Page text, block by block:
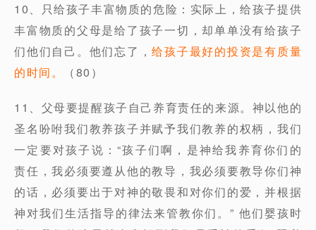
10、只给孩子丰富物质的危险：实际上，给孩子提供
丰富物质的父母是给了孩子一切，却单单没有给孩子
们他们自己。他们忘了，给孩子最好的投资是有质量
的时间。
（80）
11、父母要提醒孩子自己养育责任的来源。神以他的
圣名吩咐我们教养孩子并赋予我们教养的权柄，我们
一定要对孩子说：“孩子们啊，是神给我养育你们的
责任，我必须要遵从他的教导，我必须要教导你们神
的话，必须要出于对神的敬畏和对你们的爱，并根据
神对我们生活指导的律法来管教你们。” 他们婴孩时